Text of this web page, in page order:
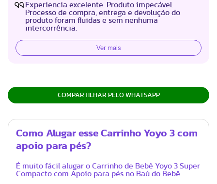
Experiencia excelente. Produto impecável.
Processo de compra, entrega e devolução do
produto foram fluidas e sem nenhuma
intercorrência.
Ver mais
COMPARTILHAR PELO WHATSAPP
Como Alugar esse Carrinho Yoyo 3 com
apoio para pés?
É muito fácil alugar o Carrinho de Bebê Yoyo 3 Super
Compacto com Apoio para pés no Baú do Bebê